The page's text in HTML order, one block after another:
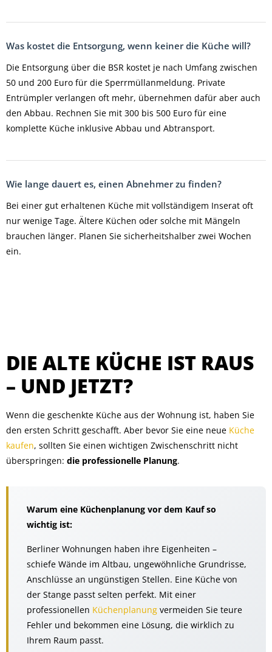
Was kostet die Entsorgung, wenn keiner die Küche will?
Die Entsorgung über die BSR kostet je nach Umfang zwischen
50 und 200 Euro für die Sperrmüllanmeldung. Private
Entrümpler verlangen oft mehr, übernehmen dafür aber auch
den Abbau. Rechnen Sie mit 300 bis 500 Euro für eine
komplette Küche inklusive Abbau und Abtransport.
Wie lange dauert es, einen Abnehmer zu finden?
Bei einer gut erhaltenen Küche mit vollständigem Inserat oft
nur wenige Tage. Ältere Küchen oder solche mit Mängeln
brauchen länger. Planen Sie sicherheitshalber zwei Wochen
ein.
DIE ALTE KÜCHE IST RAUS
– UND JETZT?
Wenn die geschenkte Küche aus der Wohnung ist, haben Sie
den ersten Schritt geschafft. Aber bevor Sie eine neue Küche
kaufen, sollten Sie einen wichtigen Zwischenschritt nicht
überspringen: die professionelle Planung.
Warum eine Küchenplanung vor dem Kauf so
wichtig ist:
Berliner Wohnungen haben ihre Eigenheiten –
schiefe Wände im Altbau, ungewöhnliche Grundrisse,
Anschlüsse an ungünstigen Stellen. Eine Küche von
der Stange passt selten perfekt. Mit einer
professionellen Küchenplanung vermeiden Sie teure
Fehler und bekommen eine Lösung, die wirklich zu
Ihrem Raum passt.